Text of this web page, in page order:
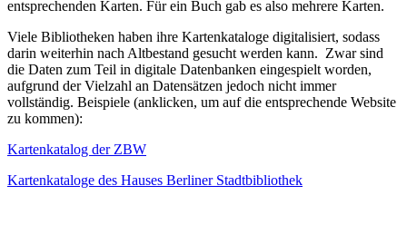
entsprechenden Karten. Für ein Buch gab es also mehrere Karten.
Viele Bibliotheken haben ihre Kartenkataloge digitalisiert, sodass
darin weiterhin nach Altbestand gesucht werden kann. Zwar sind
die Daten zum Teil in digitale Datenbanken eingespielt worden,
aufgrund der Vielzahl an Datensätzen jedoch nicht immer
vollständig. Beispiele (anklicken, um auf die entsprechende Website
zu kommen):
Kartenkatalog der ZBW
Kartenkataloge des Hauses Berliner Stadtbibliothek